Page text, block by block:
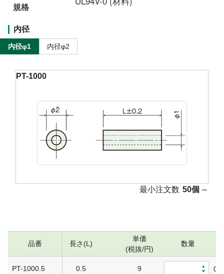
規格
内径
内径φ1 内径φ2
PT-1000
最小注文数 50個 ～
品番 長さ(L)
単価
(税抜/円)
数量
PT-1000.5 0.5 9 0